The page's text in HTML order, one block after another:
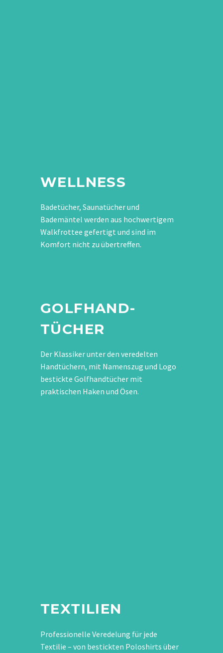
WELLNESS
Badetücher, Saunatücher und
Bademäntel werden aus hochwertigem
Walkfrottee gefertigt und sind im
Komfort nicht zu übertreffen.
GOLFHAND-
TÜCHER
Der Klassiker unter den veredelten
Handtüchern, mit Namenszug und Logo
bestickte Golfhandtücher mit
praktischen Haken und Ösen.
TEXTILIEN
Professionelle Veredelung für jede
Textilie – von bestickten Poloshirts über